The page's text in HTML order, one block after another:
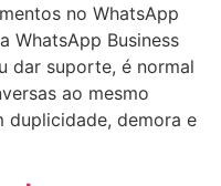
no WhatsApp
WhatsApp Business
dar suporte, é normal
ao mesmo
duplicidade, demora e